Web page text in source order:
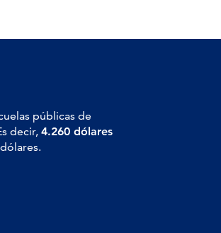
públicas de
decir, 4.260 dólares